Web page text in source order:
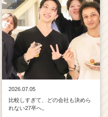
2026.07.05
比較しすぎて、どの会社も決めら
れない27卒へ。